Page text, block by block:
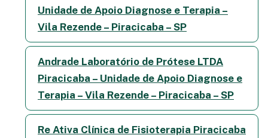
Unidade de Apoio Diagnose e Terapia –
Vila Rezende – Piracicaba – SP
Andrade Laboratório de Prótese LTDA
Piracicaba – Unidade de Apoio Diagnose e
Terapia – Vila Rezende – Piracicaba – SP
Re Ativa Clínica de Fisioterapia Piracicaba